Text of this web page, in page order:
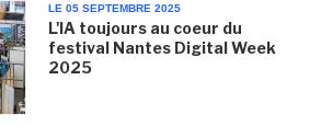
LE 05 SEPTEMBRE 2025
L'IA toujours au coeur du
festival Nantes Digital Week
2025